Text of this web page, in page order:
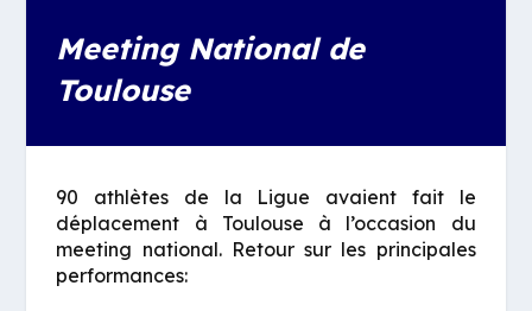
Meeting National de
Toulouse
90 athlètes de la Ligue avaient fait le
déplacement à Toulouse à l’occasion du
meeting national. Retour sur les principales
performances: